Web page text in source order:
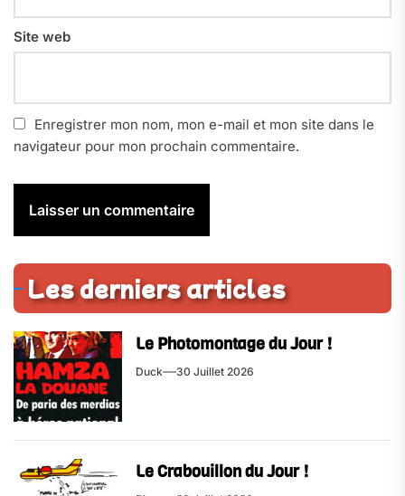
Site web
Enregistrer mon nom, mon e-mail et mon site dans le
navigateur pour mon prochain commentaire.
Les derniers articles
Le Photomontage du Jour !
Duck 30 Juillet 2026
Le Crabouillon du Jour !